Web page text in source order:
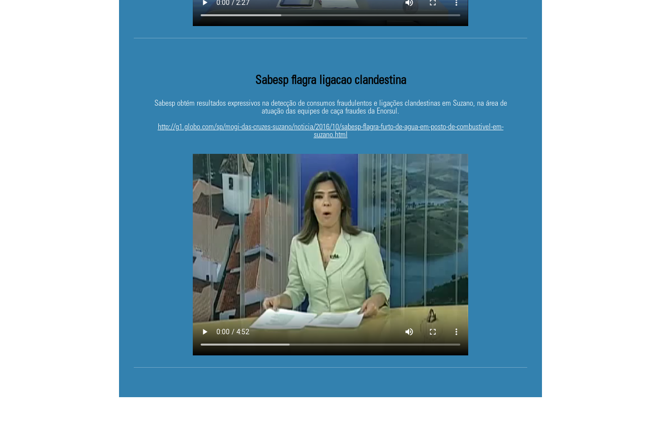
Sabesp flagra ligacao clandestina
Sabesp obtém resultados expressivos na detecção de consumos fraudulentos e ligações clandestinas em Suzano, na área de
atuação das equipes de caça fraudes da Enorsul.
http://g1.globo.com/sp/mogi-das-cruzes-suzano/noticia/2016/10/sabesp-flagra-furto-de-agua-em-posto-de-combustivel-em-
suzano.html